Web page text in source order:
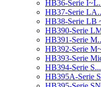
HB36-Serie
HB37-Serie
HB38-Serie LB
HB390-Serie
HB391-Serie
HB392-Serie
HB393-Serie
HB394-Serie
HB395A-Serie